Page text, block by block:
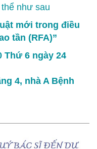
như sau
mới trong điều
tần (RFA)”
Thứ 6 ngày 24
4, nhà A Bệnh